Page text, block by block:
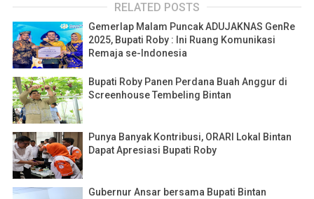
RELATED POSTS
Gemerlap Malam Puncak ADUJAKNAS GenRe
2025, Bupati Roby : Ini Ruang Komunikasi
Remaja se-Indonesia
Bupati Roby Panen Perdana Buah Anggur di
Screenhouse Tembeling Bintan
Punya Banyak Kontribusi, ORARI Lokal Bintan
Dapat Apresiasi Bupati Roby
Gubernur Ansar bersama Bupati Bintan